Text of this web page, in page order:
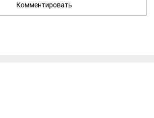
Комментировать